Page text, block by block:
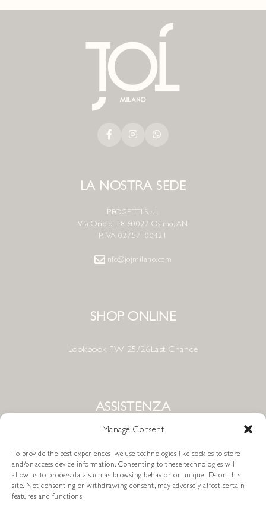
Manage Consent
To provide the best experiences, we use technologies like cookies to store
and/or access device information. Consenting to these technologies will
allow us to process data such as browsing behavior or unique IDs on this
site. Not consenting or withdrawing consent, may adversely affect certain
features and functions.
LA NOSTRA SEDE
PROGETTI S.r.l.
Via Oriolo, 18 60027 Osimo, AN
P.IVA 02757100421
info@jojmilano.com
SHOP ONLINE
Lookbook FW 25/26Last Chance
ASSISTENZA
Metodi di Pagamento
Resi e RimborsiSpedizioni